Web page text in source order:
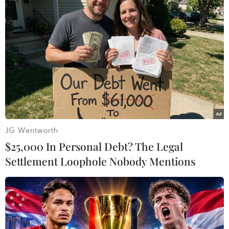
Thượng đỉnh Nga-Mỹ: Những viên
gạch đầu tiên để cải thiện quan hệ
16/07/2018 10:55
Tổng thống Nga Vladimir Putin đã tổ chức buổi họp báo
chung với người đồng cấp Mỹ Donald Trump tại Phần
Lan, sau cuộc gặp thượng đỉnh nhằm cải thiện quan hệ
hai nước.
JG Wentworth
$25,000 In Personal Debt? The Legal
Settlement Loophole Nobody Mentions